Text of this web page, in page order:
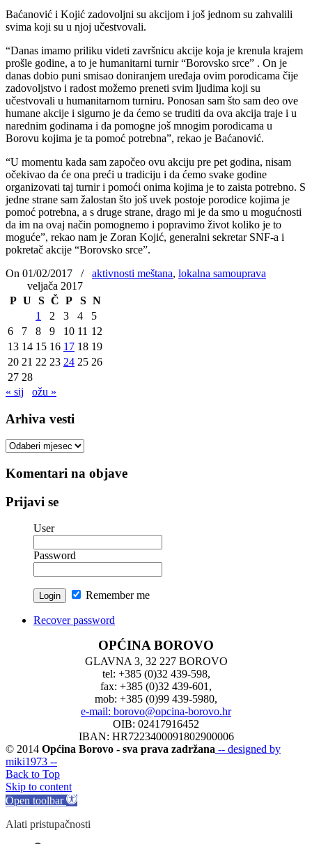
Baćanović i Kojić zadovoljni su akcijom i još jednom su zahvalili
svima koji su u njoj učestvovali.
“Danas imamo priliku videti završnicu akcije koja je krenula krajem
prošle godine, a to je humanitarni turnir “Borovsko srce” . On je
danas dobio puni smisao doniranjem uređaja ovim porodicama čije
zadovoljstvo i radost možemo preneti svim ljudima koji su
učestvovali u humanitarnom turniru. Ponosan sam što sam deo ove
humane akcije i sigurno je da ćemo se truditi da ova akcija traje i u
narednim godinama i da pomogne još mnogim porodicama u
Borovu kojima je ta pomoć potrebna”, rekao je Baćanović.
“U momentu kada sam započeo ovu akciju pre pet godina, nisam
očekivao da će ona preći u tradiciju i da ćemo svake godine
organizovati taj turnir i pomoći onima kojima je to zaista potrebno. S
jedne strane sam žalostan što još uvek postoje porodice kojima je
pomoć potrebna, a s druge strane, drago mi je da smo u mogućnosti
da im na ovaj način pomognemo i popravimo život koliko je to
moguće”, rekao nam je Zoran Kojić, generalni sekretar SNF-a i
pokretač akcije “Borovsko srce”.
On 01/02/2017
/ aktivnosti meštana, lokalna samouprava
veljača 2017
P U S Č P S N
1
2 3 4
5
6
7 8 9 10 11 12
13 14 15 16 17 18 19
20 21 22 23 24 25 26
27 28
« sij
ožu »
Arhiva vesti
Arhiva
Komentari na objave
Prijavi se
User
Password
Remember me
Recover password
OPĆINA BOROVO
GLAVNA 3, 32 227 BOROVO
tel: +385 (0)32 439-598,
fax: +385 (0)32 439-601,
mob: +385 (0)99 439-5980,
e-mail: borovo@opcina-borovo.hr
OIB: 02417916452
IBAN: HR7223400091802900006
© 2014 Općina Borovo - sva prava zadržana -- designed by
miki1973 --
Back to Top
Skip to content
Open toolbar
Alati pristupačnosti